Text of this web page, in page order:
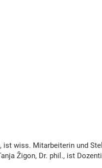
wiss. Mitarbeiterin und
Žigon, Dr. phil., ist